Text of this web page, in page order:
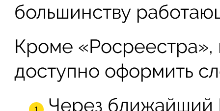
большинству
Кроме «Росреестра»,
доступно оформить
Через ближайший